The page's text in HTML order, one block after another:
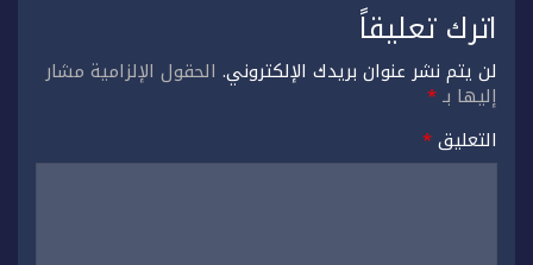
اترك تعليقاً
لن يتم نشر عنوان بريدك الإلكتروني. الحقول الإلزامية مشار
إليها بـ*
التعليق*